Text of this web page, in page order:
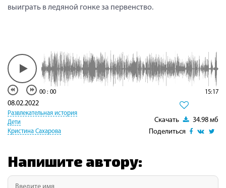
выиграть в ледяной гонке за первенство.
00 : 00 15:17
Скачать
34.98 мб
Поделиться
08.02.2022
Развлекательная история
Дети
Кристина Сахарова
Напишите автору: